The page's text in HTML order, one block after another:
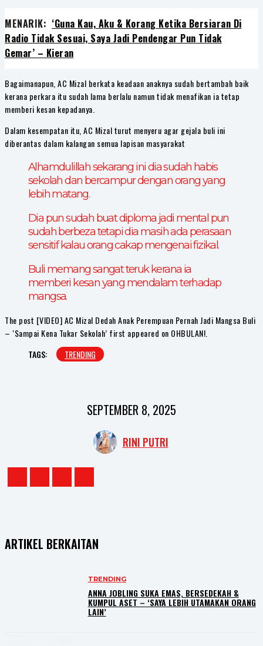
MENARIK: ‘Guna Kau, Aku & Korang Ketika Bersiaran Di
Radio Tidak Sesuai, Saya Jadi Pendengar Pun Tidak
Gemar’ – Kieran
Bagaimanapun, AC Mizal berkata keadaan anaknya sudah bertambah baik
kerana perkara itu sudah lama berlalu namun tidak menafikan ia tetap
memberi kesan kepadanya.
Dalam kesempatan itu, AC Mizal turut menyeru agar gejala buli ini
diberantas dalam kalangan semua lapisan masyarakat
Alhamdulillah sekarang ini dia sudah habis
sekolah dan bercampur dengan orang yang
lebih matang.
Dia pun sudah buat diploma jadi mental pun
sudah berbeza tetapi dia masih ada perasaan
sensitif kalau orang cakap mengenai fizikal.
Buli memang sangat teruk kerana ia
memberi kesan yang mendalam terhadap
mangsa.
The post [VIDEO] AC Mizal Dedah Anak Perempuan Pernah Jadi Mangsa Buli
– ‘Sampai Kena Tukar Sekolah’ first appeared on OHBULAN!.
TAGS:
TRENDING
SEPTEMBER 8, 2025
RINI PUTRI
ARTIKEL BERKAITAN
TRENDING
ANNA JOBLING SUKA EMAS, BERSEDEKAH &
KUMPUL ASET – ‘SAYA LEBIH UTAMAKAN ORANG
LAIN’